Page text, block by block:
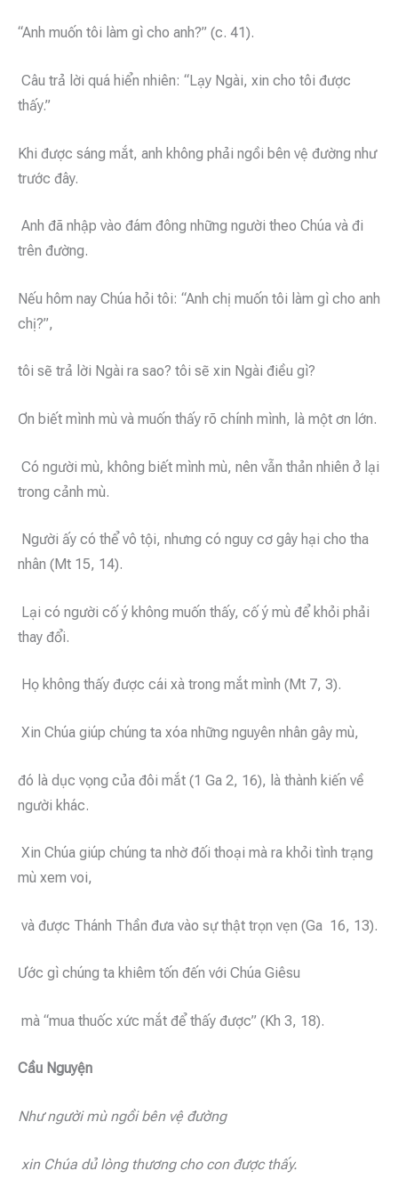
“Anh muốn tôi làm gì cho anh?” (c. 41).
Câu trả lời quá hiển nhiên: “Lạy Ngài, xin cho tôi được
thấy.”
Khi được sáng mắt, anh không phải ngồi bên vệ đường như
trước đây.
Anh đã nhập vào đám đông những người theo Chúa và đi
trên đường.
Nếu hôm nay Chúa hỏi tôi: “Anh chị muốn tôi làm gì cho anh
chị?”,
tôi sẽ trả lời Ngài ra sao? tôi sẽ xin Ngài điều gì?
Ơn biết mình mù và muốn thấy rõ chính mình, là một ơn lớn.
Có người mù, không biết mình mù, nên vẫn thản nhiên ở lại
trong cảnh mù.
Người ấy có thể vô tội, nhưng có nguy cơ gây hại cho tha
nhân (Mt 15, 14).
Lại có người cố ý không muốn thấy, cố ý mù để khỏi phải
thay đổi.
Họ không thấy được cái xà trong mắt mình (Mt 7, 3).
Xin Chúa giúp chúng ta xóa những nguyên nhân gây mù,
đó là dục vọng của đôi mắt (1 Ga 2, 16), là thành kiến về
người khác.
Xin Chúa giúp chúng ta nhờ đối thoại mà ra khỏi tình trạng
mù xem voi,
và được Thánh Thần đưa vào sự thật trọn vẹn (Ga 16, 13).
Ước gì chúng ta khiêm tốn đến với Chúa Giêsu
mà “mua thuốc xức mắt để thấy được” (Kh 3, 18).
Cầu Nguyện
Như người mù ngồi bên vệ đường
xin Chúa dủ lòng thương cho con được thấy.